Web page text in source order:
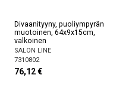
Divaanityyny, puoliympyrän
muotoinen, 64x9x15cm,
valkoinen
SALON LINE
7310802
76,12 €